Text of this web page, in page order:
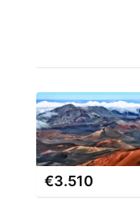
€3.510